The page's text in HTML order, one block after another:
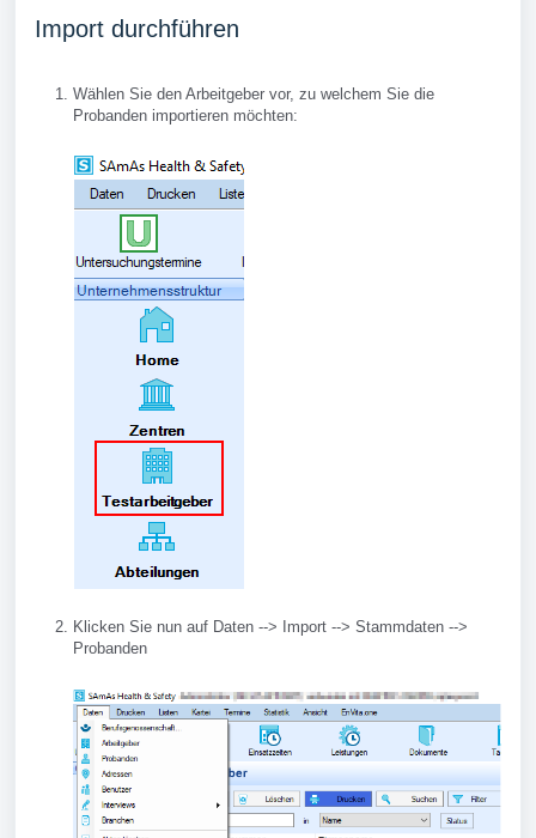
Import durchführen
Wählen Sie den Arbeitgeber vor, zu welchem Sie die
Probanden importieren möchten:
Klicken Sie nun auf Daten --> Import --> Stammdaten -->
Probanden